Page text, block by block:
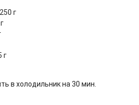
г
г
в холодильник на 30 мин.